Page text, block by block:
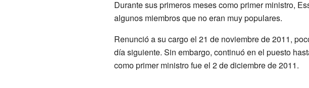
Durante sus primeros meses como primer ministro,
algunos miembros que no eran muy populares.
Renunció a su cargo el 21 de noviembre de 2011,
día siguiente. Sin embargo, continuó en el puesto
como primer ministro fue el 2 de diciembre de 2011.